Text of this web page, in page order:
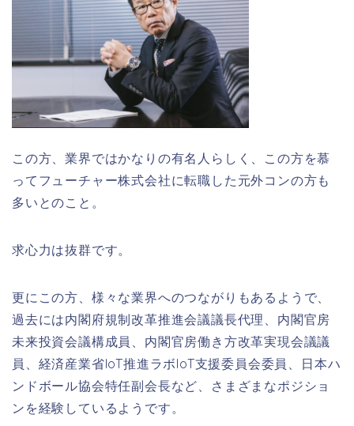
この方、業界ではかなりの有名人らしく、この方を慕
ってフューチャー株式会社に転職した元外コンの方も
多いとのこと。
求心力は抜群です。
更にこの方、様々な業界へのつながりもあるようで、
過去には内閣府規制改革推進会議議長代理、内閣官房
未来投資会議構成員、内閣官房働き方改革実現会議議
員、経済産業省IoT推進ラボIoT支援委員会委員、日本ハ
ンドボール協会特任副会長など、さまざまなポジショ
ンを経験しているようです。